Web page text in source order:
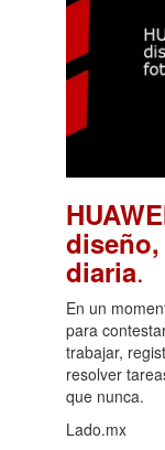
diaria.
En un
para
trabajar,
resolver
que nunca.
Lado.mx